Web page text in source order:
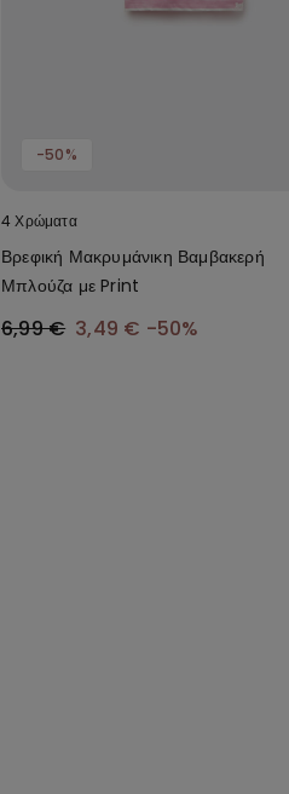
-50%
4 Χρώματα
Βρεφική Μακρυμάνικη Βαμβακερή
Μπλούζα με Print
6,99 € 3,49 € -50%